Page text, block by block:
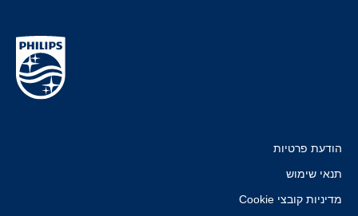
הודעת פרטיות
תנאי שימוש
מדיניות קובצי Cookie